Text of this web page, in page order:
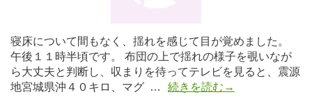
寝床について間もなく、揺れを感じて目が覚めました。
午後１１時半頃です。 布団の上で揺れの様子を覗いなが
ら大丈夫と判断し、収まりを待ってテレビを見ると、震源
地宮城県沖４０キロ、マグ …
続きを読む→